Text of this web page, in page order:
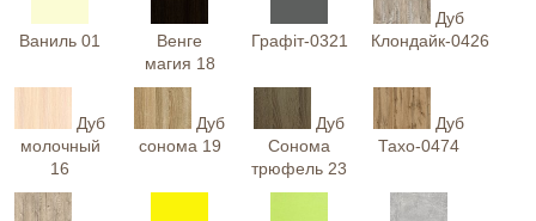
Ваниль 01
Венге
магия 18
Графіт-0321
Дуб
Клондайк-0426
Дуб
молочный
16
Дуб
сонома 19
Дуб
Сонома
трюфель 23
Дуб
Тахо-0474